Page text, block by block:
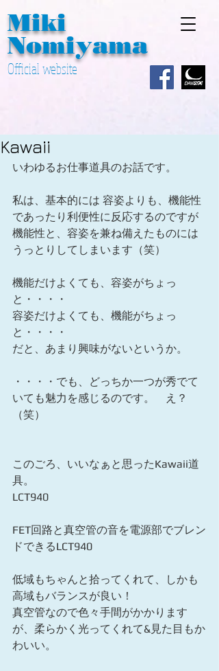
Miki ​
Nomiyama
Official website
Kawaii
いわゆるお仕事道具のお話です。
私は、基本的には 容姿よりも、機能性
であったり利便性に反応するのですが
機能性と、容姿を兼ね備えたものには
うっとりしてしまいます（笑）
機能だけよくても、容姿がちょっ
と・・・・
容姿だけよくても、機能がちょっ
と・・・・
だと、あまり興味がないというか。
・・・・でも、どっちか一つが秀でて
いても魅力を感じるのです。　え？
（笑）
このごろ、いいなぁと思ったKawaii道
具。
LCT940
FET回路と真空管の音を電源部でブレン
ドできるLCT940
低域もちゃんと拾ってくれて、しかも
高域もバランスが良い！
真空管なので色々手間がかかります
が、柔らかく光ってくれて&見た目もか
わいい。